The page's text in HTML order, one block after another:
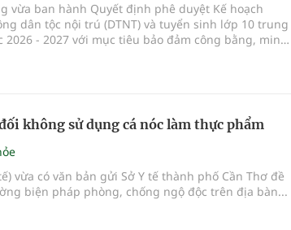
vừa ban hành Quyết định phê duyệt Kế hoạch
dân tộc nội trú (DTNT) và tuyển sinh lớp 10 trung
2026 - 2027 với mục tiêu bảo đảm công bằng, minh
không sử dụng cá nóc làm thực phẩm
vừa có văn bản gửi Sở Y tế thành phố Cần Thơ đề
biện pháp phòng, chống ngộ độc trên địa bàn...